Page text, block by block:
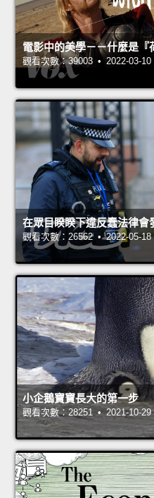
電影中的美學－－什麼是『
觀看次數：39003 • 2022-03-10
在眾目睽睽下違反蠢法律會
觀看次數：26562 • 2022-05-18
小企鵝寶寶長大的第一步
觀看次數：28251 • 2021-10-29